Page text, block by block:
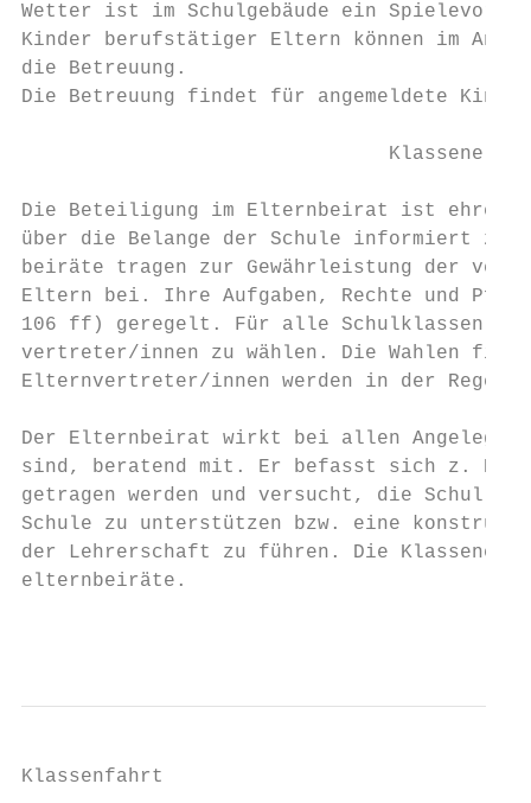
Wetter ist im Schulgebäude ein
Kinder berufstätiger Eltern können im
die Betreuung.
Die Betreuung findet für angemeldete
Die Beteiligung im Elternbeirat ist
über die Belange der Schule informiert zu
beiräte tragen zur Gewährleistung der
Eltern bei. Ihre Aufgaben, Rechte und
106 ff) geregelt. Für alle Schulklassen
vertreter/innen zu wählen. Die Wahlen
Elternvertreter/innen werden in der Regel
Der Elternbeirat wirkt bei allen
sind, beratend mit. Er befasst sich z. B.
getragen werden und versucht, die
Schule zu unterstützen bzw. eine
der Lehrerschaft zu führen. Die
elternbeiräte.
Klassenfahrt